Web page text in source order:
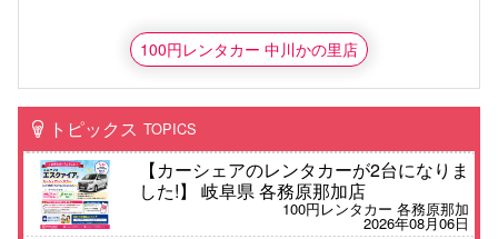
100円レンタカー 中川かの里店
トピックス TOPICS
【カーシェアのレンタカーが2台になりま
した!】 岐阜県 各務原那加店
100円レンタカー 各務原那加
2026年08月06日